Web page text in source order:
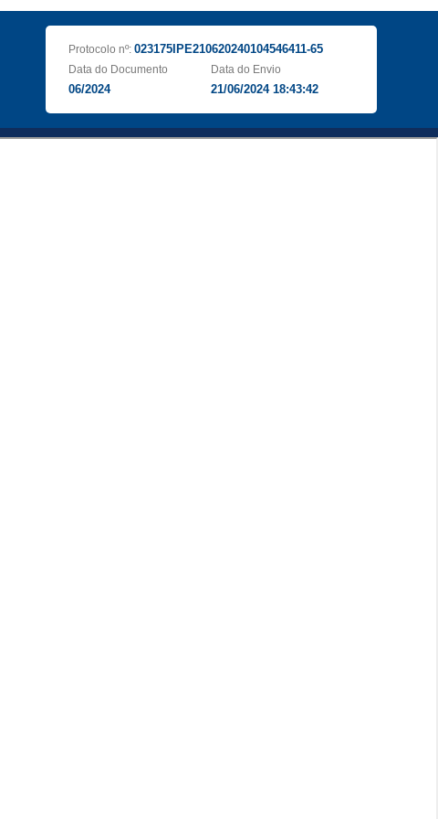
Protocolo nº: 023175IPE210620240104546411-65
Data do Documento
06/2024
Data do Envio
21/06/2024 18:43:42